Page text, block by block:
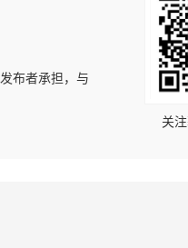
布者承担，与
关